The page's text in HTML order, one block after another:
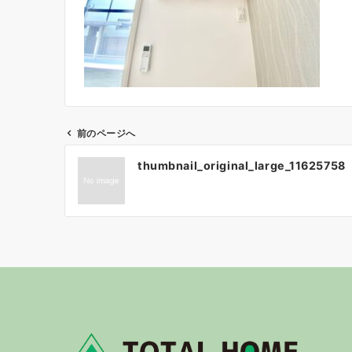
シ
前のページへ
thumbnail_original_large_11625758